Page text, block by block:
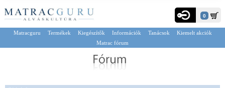
0
Matracguru Termékek Kiegészítők Információk Tanácsok
Kiemelt akciók
Matrac fórum